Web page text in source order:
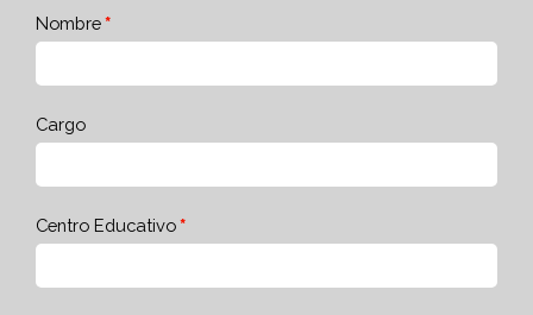
Nombre
Cargo
Centro Educativo